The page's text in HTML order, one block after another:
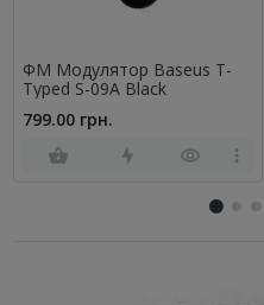
ФМ Модулятор Baseus T-
Typed S-09A Black
799.00 грн.